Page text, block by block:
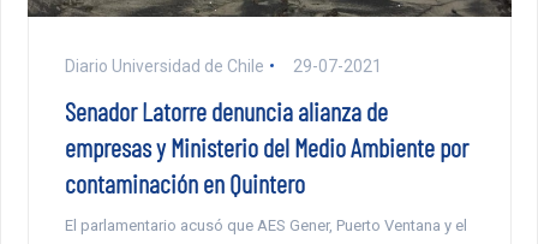
Diario Universidad de Chile 29-07-2021
Senador Latorre denuncia alianza de
empresas y Ministerio del Medio Ambiente por
contaminación en Quintero
El parlamentario acusó que AES Gener, Puerto Ventana y el